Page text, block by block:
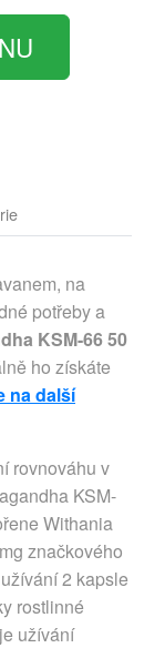
na
potřeby a
KSM-66 50
ho získáte
na další
rovnováhu v
KSM-
Withania
značkového
2 kapsle
rostlinné
užívání